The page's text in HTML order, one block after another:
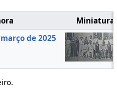
Miniatura
de 2025